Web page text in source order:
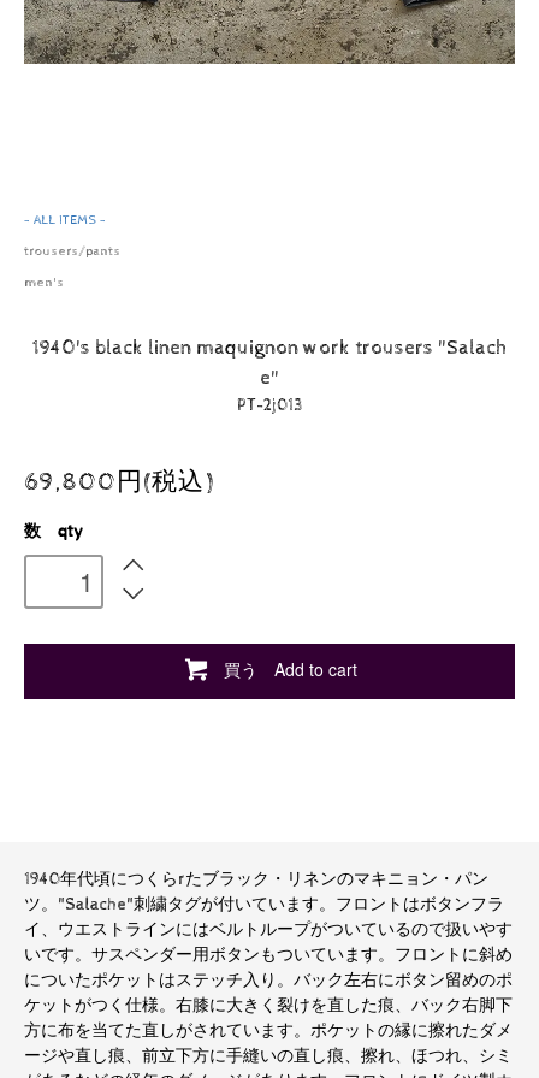
- ALL ITEMS -
trousers/pants
men's
1940's black linen maquignon work trousers "Salach
e"
PT-2j013
69,800円(税込)
数 qty
買う Add to cart
1940年代頃につくらrたブラック・リネンのマキニョン・パン
ツ。"Salache"刺繍タグが付いています。フロントはボタンフラ
イ、ウエストラインにはベルトループがついているので扱いやす
いです。サスペンダー用ボタンもついています。フロントに斜め
についたポケットはステッチ入り。バック左右にボタン留めのポ
ケットがつく仕様。右膝に大きく裂けを直した痕、バック右脚下
方に布を当てた直しがされています。ポケットの縁に擦れたダメ
ージや直し痕、前立下方に手縫いの直し痕、擦れ、ほつれ、シミ